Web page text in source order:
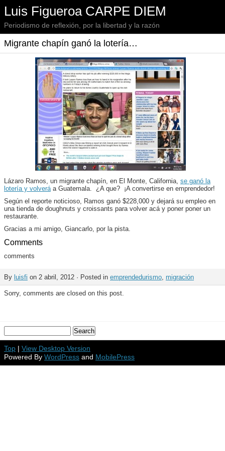
Luis Figueroa CARPE DIEM
Periodismo de reflexión, por la libertad y la razón
Migrante chapín ganó la lotería…
Lázaro Ramos, un migrante chapín, en El Monte, California, se ganó la
lotería y volveráa Guatemala. ¿A que? ¡A convertirse en emprendedor!
Según el reporte noticioso, Ramos ganó $228,000 y dejará su empleo en
una tienda de doughnuts y croissants para volver acá y poner poner un
restaurante.
Gracias a mi amigo, Giancarlo, por la pista.
Comments
comments
By luisfi on 2 abril, 2012 · Posted in emprendedurismo, migración
Sorry, comments are closed on this post.
Top | View Desktop Version
Powered By WordPress and MobilePress